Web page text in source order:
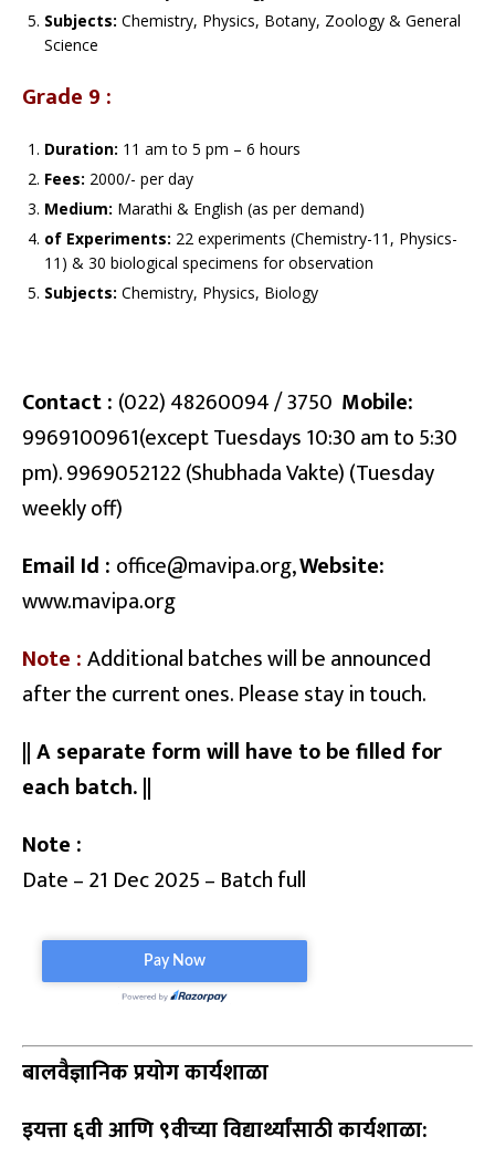
Subjects: Chemistry, Physics, Botany, Zoology & General
Science
Grade 9 :
Duration: 11 am to 5 pm – 6 hours
Fees: 2000/- per day
Medium: Marathi & English (as per demand)
of Experiments: 22 experiments (Chemistry-11, Physics-
11) & 30 biological specimens for observation
Subjects: Chemistry, Physics, Biology
Contact : (022) 48260094 / 3750 Mobile:
9969100961(except Tuesdays 10:30 am to 5:30
pm). 9969052122 (Shubhada Vakte) (Tuesday
weekly off)
Email Id : office@mavipa.org,Website:
www.mavipa.org
Note :Additional batches will be announced
after the current ones. Please stay in touch.
|| A separate form will have to be filled for
each batch. ||
Note :
Date – 21 Dec 2025 – Batch full
बालवैज्ञानिक प्रयोग कार्यशाळा
इयत्ता ६वी आणि ९वीच्या विद्यार्थ्यांसाठी कार्यशाळा: